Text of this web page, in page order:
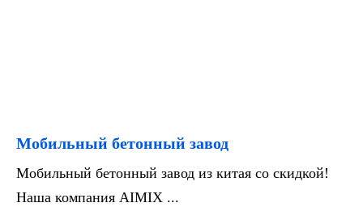
Мобильный бетонный завод
Мобильный бетонный завод из китая со скидкой!
Наша компания AIMIX ...